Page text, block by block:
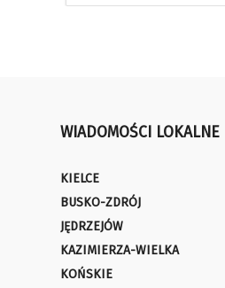
WIADOMOŚCI LOKALNE
KIELCE
BUSKO-ZDRÓJ
JĘDRZEJÓW
KAZIMIERZA-WIELKA
KOŃSKIE